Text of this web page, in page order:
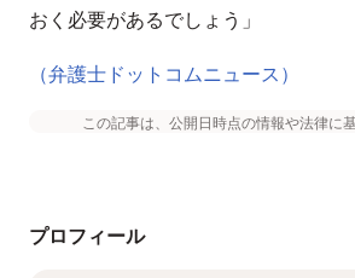
おく必要があるでしょう」
（弁護士ドットコムニュース）
この記事は、公開日時点の情報や法律に
プロフィール